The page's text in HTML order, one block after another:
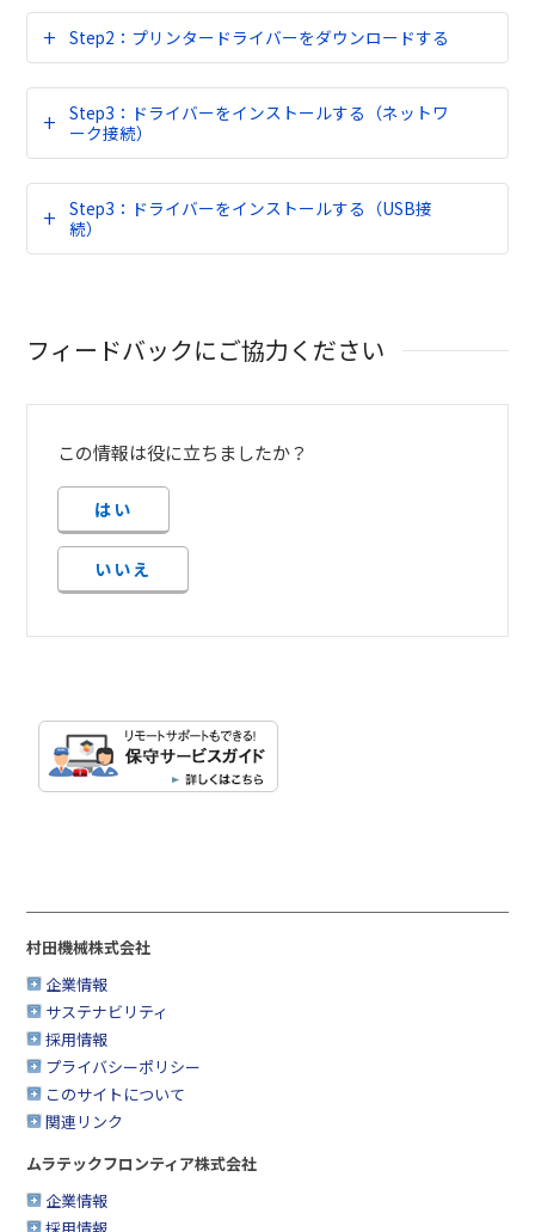
Step2：プリンタードライバーをダウンロードする
Step3：ドライバーをインストールする（ネットワ
ーク接続）
Step3：ドライバーをインストールする（USB接
続）
フィードバックにご協力ください
この情報は役に立ちましたか？
はい
いいえ
村田機械株式会社
企業情報
サステナビリティ
採用情報
プライバシーポリシー
このサイトについて
関連リンク
ムラテックフロンティア株式会社
企業情報
採用情報